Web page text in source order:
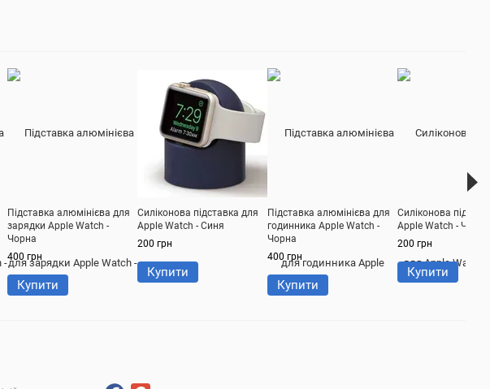
Підставка алюмінієва для
зарядки Apple Watch -
Чорна
400 грн
Купити
Силіконова підставка для
Apple Watch - Синя
200 грн
Купити
Підставка алюмінієва для
годинника Apple Watch -
Чорна
400 грн
Купити
Силіконова
Apple Watch - Чорна
200 грн
Купити